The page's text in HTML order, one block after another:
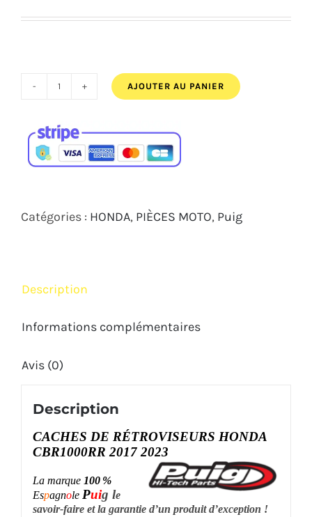
37,00€.
quantité
CACHES
DE
2023
AJOUTER AU PANIER
Catégories : HONDA PIÈCES MOTO Puig
Description
Informations complémentaires
Avis (0)
Description
CACHES DE RÉTROVISEURS HONDA
CBR1000RR 2017 2023
La marque 100 %
Espagnole Puig le
savoir-faire et la garantie d’un produit d’exception !